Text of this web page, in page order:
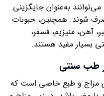
به‌عنوان جایگزینی
شوند. همچنین، حبوبات
آهن، منیزیم، فسفر،
بسیار مفید هستند.
طب سنتی
مزاج و طبع خاصی است که